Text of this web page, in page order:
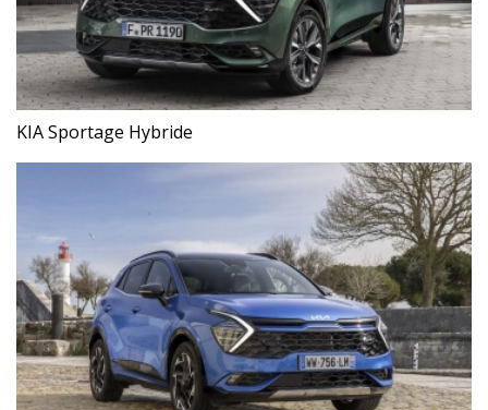
KIA Sportage Hybride